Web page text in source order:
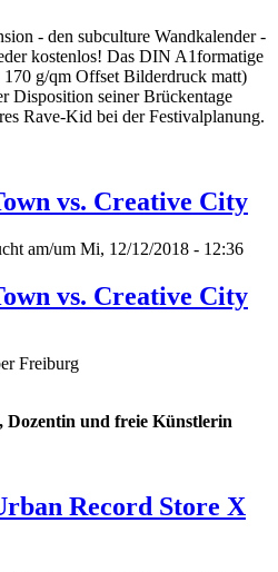
- den subculture Wandkalender -
kostenlos! Das DIN A1formatige
g/qm Offset Bilderdruck matt)
Disposition seiner Brückentage
Rave-Kid bei der Festivalplanung.
vs. Creative City
am/um Mi, 12/12/2018 - 12:36
vs. Creative City
Freiburg
und freie Künstlerin
Record Store X